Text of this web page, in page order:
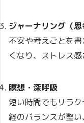
ジャーナリング（思
不安や考えごとを
くなり、ストレス
瞑想・深呼吸
短い時間でもリラ
経のバランスが整い